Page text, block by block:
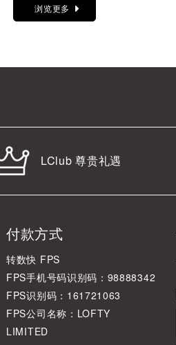
浏览更多
LClub 尊贵礼遇
付款方式
转数快 FPS
FPS手机号码识别码：98888342
FPS识别码：161721063
FPS公司名称：LOFTY
LIMITED